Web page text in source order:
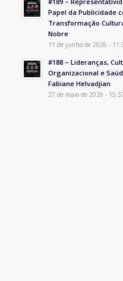
Papel da Publicidade
Transformação
Nobre
11 de junho de 2026 -
#188 – Lideranças,
Organizacional e
Fabiane Helvadjian
27 de maio de 2026 -